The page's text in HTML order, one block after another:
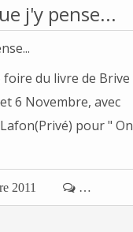
j'y pense...
foire du livre de Brive
6 Novembre, avec
pour " On
2011  …